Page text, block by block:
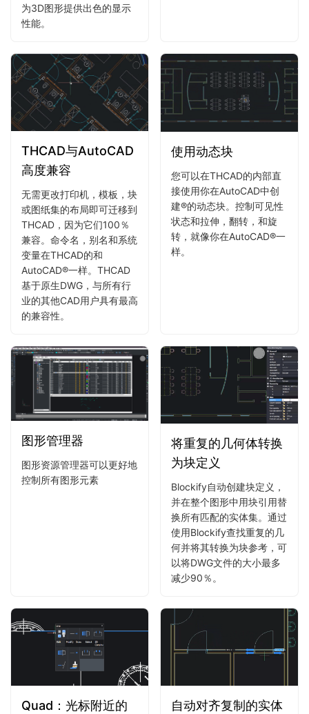
为3D图形提供出色的显示
性能。
THCAD与AutoCAD
高度兼容
无需更改打印机，模板，块
或图纸集的布局即可迁移到
THCAD，因为它们100％
兼容。命令名，别名和系统
变量在THCAD的和
AutoCAD®一样。THCAD
基于原生DWG，与所有行
业的其他CAD用户具有最高
的兼容性。
使用动态块
您可以在THCAD的内部直
接使用你在AutoCAD中创
建®的动态块。控制可见性
状态和拉伸，翻转，和旋
转，就像你在AutoCAD®一
样。
图形管理器
图形资源管理器可以更好地
控制所有图形元素
将重复的几何体转换
为块定义
Blockify自动创建块定义，
并在整个图形中用块引用替
换所有匹配的实体集。通过
使用Blockify查找重复的几
何并将其转换为块参考，可
以将DWG文件的大小最多
减少90％。
Quad：光标附近的
自动对齐复制的实体